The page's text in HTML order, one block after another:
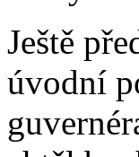
Ještě
úvodní